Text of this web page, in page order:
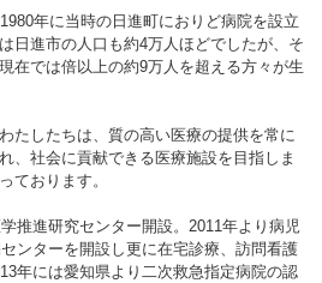
年に当時の日進町におりど病院を設立
日進市の人口も約4万人ほどでしたが、そ
在では倍以上の約9万人を超える方々が生
したちは、質の高い医療の提供を常に
、社会に貢献できる医療施設を目指しま
ております。
推進研究センター開設。2011年より病児
ンターを開設し更に在宅診療、訪問看護
年には愛知県より二次救急指定病院の認